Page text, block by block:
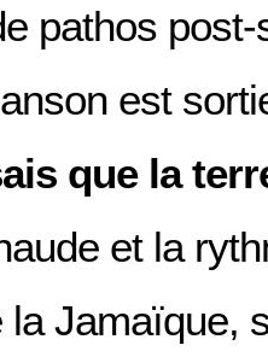
pathos
est
que la
et la
la Jamaïque,